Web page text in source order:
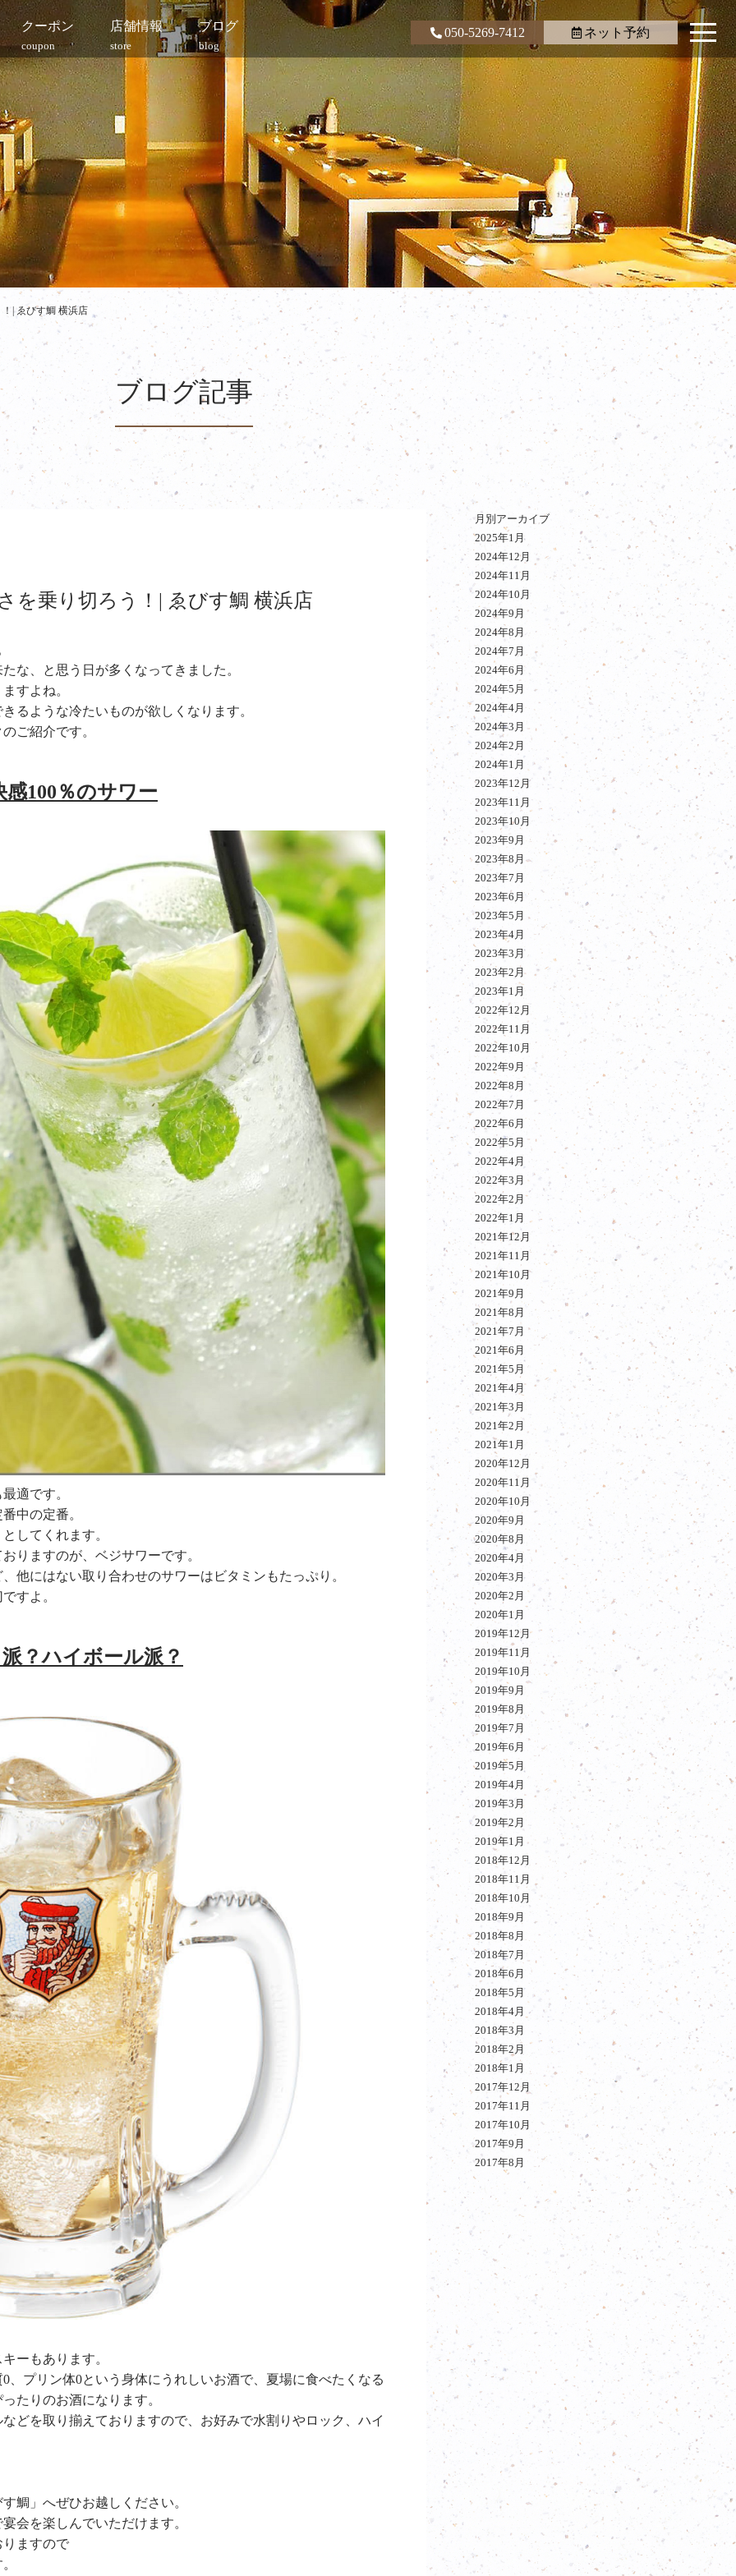
クーポン
coupon
店舗情報
store
ブログ
blog
050-5269-7412 ネット予約
| ゑびす鯛 横浜店
ブログ記事
を乗り切ろう！| ゑびす鯛 横浜店
な、と思う日が多くなってきました。
すよね。
るような冷たいものが欲しくなります。
ご紹介です。
感100％のサワー
適です。
中の定番。
してくれます。
りますのが、ベジサワーです。
他にはない取り合わせのサワーはビタミンもたっぷり。
すよ。
？ハイボール派？
ーもあります。
、プリン体0という身体にうれしいお酒で、夏場に食べたくなる
たりのお酒になります。
どを取り揃えておりますので、お好みで水割りやロック、ハイ
鯛」へぜひお越しください。
会を楽しんでいただけます。
ますので
月別アーカイブ
2025年1月
2024年12月
2024年11月
2024年10月
2024年9月
2024年8月
2024年7月
2024年6月
2024年5月
2024年4月
2024年3月
2024年2月
2024年1月
2023年12月
2023年11月
2023年10月
2023年9月
2023年8月
2023年7月
2023年6月
2023年5月
2023年4月
2023年3月
2023年2月
2023年1月
2022年12月
2022年11月
2022年10月
2022年9月
2022年8月
2022年7月
2022年6月
2022年5月
2022年4月
2022年3月
2022年2月
2022年1月
2021年12月
2021年11月
2021年10月
2021年9月
2021年8月
2021年7月
2021年6月
2021年5月
2021年4月
2021年3月
2021年2月
2021年1月
2020年12月
2020年11月
2020年10月
2020年9月
2020年8月
2020年4月
2020年3月
2020年2月
2020年1月
2019年12月
2019年11月
2019年10月
2019年9月
2019年8月
2019年7月
2019年6月
2019年5月
2019年4月
2019年3月
2019年2月
2019年1月
2018年12月
2018年11月
2018年10月
2018年9月
2018年8月
2018年7月
2018年6月
2018年5月
2018年4月
2018年3月
2018年2月
2018年1月
2017年12月
2017年11月
2017年10月
2017年9月
2017年8月